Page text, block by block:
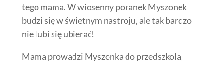
tego mama. W wiosenny poranek Myszonek
budzi się w świetnym nastroju, ale tak bardzo
nie lubi się ubierać!
Mama prowadzi Myszonka do przedszkola,